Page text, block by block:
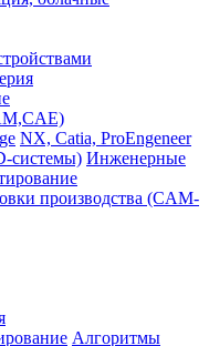
NX, Catia, ProEngeneer
системы) Инженерные
производства (CAM-
Алгоритмы